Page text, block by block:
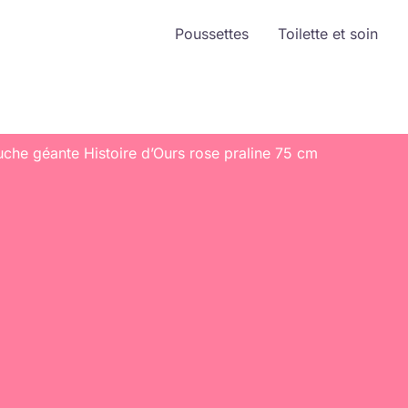
Poussettes Toilette et soin
géante Histoire d’Ours rose praline 75 cm